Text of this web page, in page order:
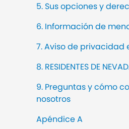
5. Sus opciones y
6. Información de
7. Aviso de privacidad
8. RESIDENTES DE
9. Preguntas y cómo
nosotros
Apéndice A